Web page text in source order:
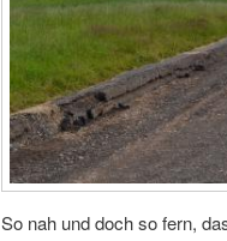
So nah und doch so fern,